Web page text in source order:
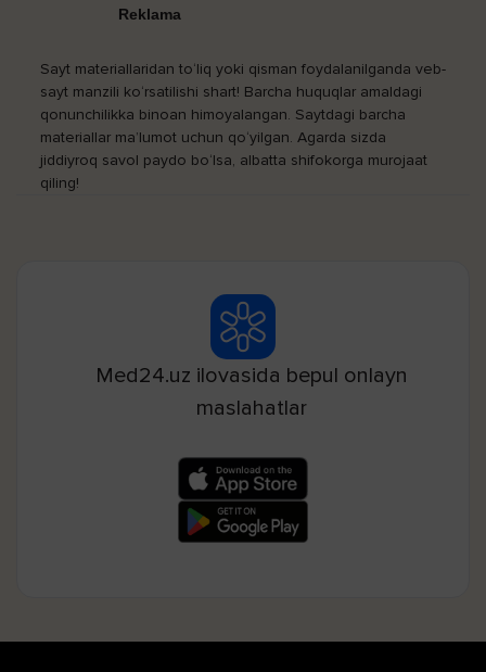
Reklama
Sayt materiallaridan to‘liq yoki qisman foydalanilganda veb-
sayt manzili ko‘rsatilishi shart! Barcha huquqlar amaldagi
qonunchilikka binoan himoyalangan. Saytdagi barcha
materiallar ma’lumot uchun qo‘yilgan. Agarda sizda
jiddiyroq savol paydo bo‘lsa, albatta shifokorga murojaat
qiling!
Med24.uz ilovasida bepul onlayn
maslahatlar